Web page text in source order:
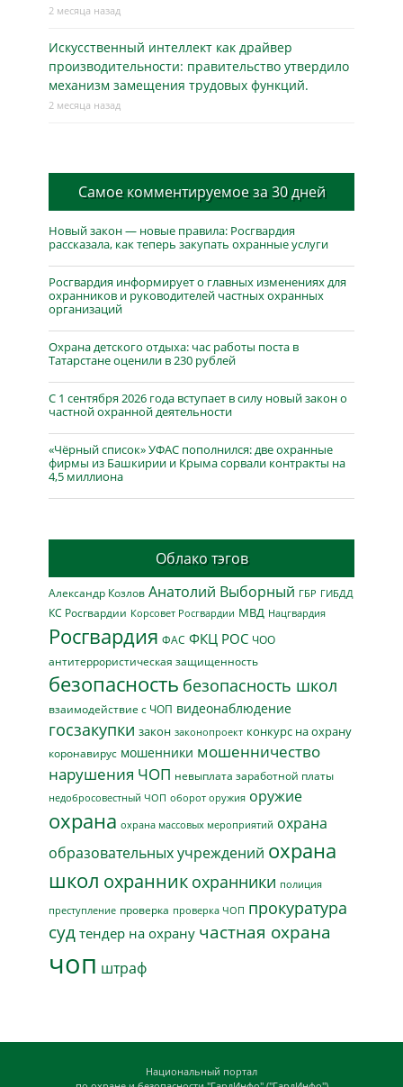
2 месяца назад
Искусственный интеллект как драйвер
производительности: правительство утвердило
механизм замещения трудовых функций.
2 месяца назад
Самое комментируемое за 30 дней
Новый закон — новые правила: Росгвардия
рассказала, как теперь закупать охранные услуги
Росгвардия информирует о главных изменениях для
охранников и руководителей частных охранных
организаций
Охрана детского отдыха: час работы поста в
Татарстане оценили в 230 рублей
С 1 сентября 2026 года вступает в силу новый закон о
частной охранной деятельности
«Чёрный список» УФАС пополнился: две охранные
фирмы из Башкирии и Крыма сорвали контракты на
4,5 миллиона
Облако тэгов
Александр Козлов Анатолий Выборный ГБР ГИБДД
КС Росгвардии Корсовет Росгвардии МВД Нацгвардия
Росгвардия ФАС ФКЦ РОС ЧОО
антитеррористическая защищенность
безопасность безопасность школ
взаимодействие с ЧОП видеонаблюдение
госзакупки закон законопроект конкурс на охрану
коронавирус мошенники мошенничество
нарушения ЧОП невыплата заработной платы
недобросовестный ЧОП оборот оружия оружие
охрана охрана массовых мероприятий охрана
образовательных учреждений охрана
школ охранник охранники полиция
преступление проверка проверка ЧОП прокуратура
суд тендер на охрану частная охрана
чоп штраф
Национальный портал